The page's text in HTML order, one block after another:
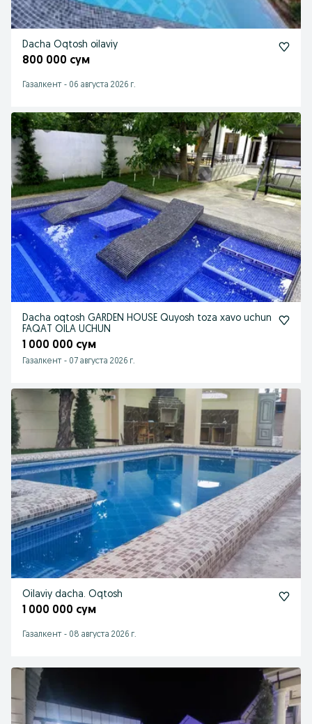
Dacha Oqtosh oilaviy
800 000 сум
Газалкент - 06 августа 2026 г.
Dacha oqtosh GARDEN HOUSE Quyosh toza xavo uchun
FAQAT OILA UCHUN
1 000 000 сум
Газалкент - 07 августа 2026 г.
Oilaviy dacha. Oqtosh
1 000 000 сум
Газалкент - 08 августа 2026 г.